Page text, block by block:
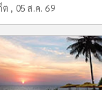
ต , 05 ส.ค. 69